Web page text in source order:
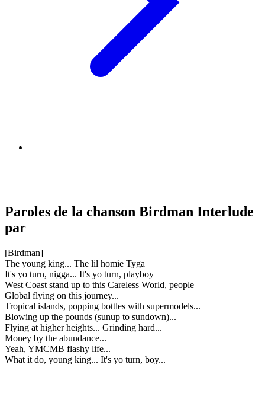
Paroles de la chanson Birdman Interlude
par
[Birdman]
The young king... The lil homie Tyga
It's yo turn, nigga... It's yo turn, playboy
West Coast stand up to this Careless World, people
Global flying on this journey...
Tropical islands, popping bottles with supermodels...
Blowing up the pounds (sunup to sundown)...
Flying at higher heights... Grinding hard...
Money by the abundance...
Yeah, YMCMB flashy life...
What it do, young king... It's yo turn, boy...